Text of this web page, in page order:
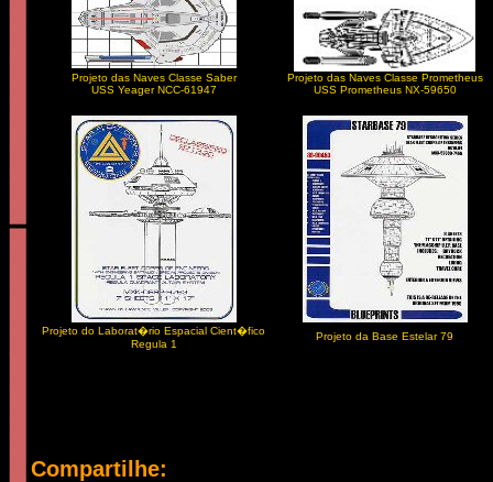
Projeto das Naves Classe Saber
USS Yeager NCC-61947
Projeto das Naves Classe Prometheus
USS Prometheus NX-59650
Projeto do Laborat�rio Espacial Cient�fico
Regula 1
Projeto da Base Estelar 79
Compartilhe: